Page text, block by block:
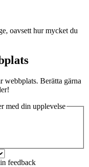
oavsett hur mycket du
webbplats. Berätta gärna
med din upplevelse
feedback